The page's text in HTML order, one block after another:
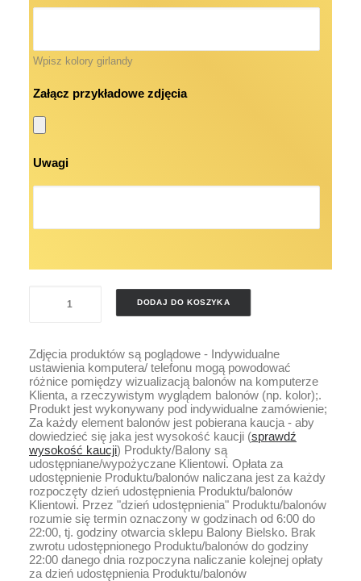
Wpisz kolory girlandy
Załącz przykładowe zdjęcia
Uwagi
ŚCIANKA
GIRLANDA
1000
ZŁ
DODAJ DO KOSZYKA
Zdjęcia produktów są poglądowe - Indywidualne
ustawienia komputera/ telefonu mogą powodować
różnice pomiędzy wizualizacją balonów na komputerze
Klienta, a rzeczywistym wyglądem balonów (np. kolor);.
Produkt jest wykonywany pod indywidualne zamówienie;
Za każdy element balonów jest pobierana kaucja - aby
dowiedzieć się jaka jest wysokość kaucji (sprawdź
wysokość kaucji) Produkty/Balony są
udostępniane/wypożyczane Klientowi. Opłata za
udostępnienie Produktu/balonów naliczana jest za każdy
rozpoczęty dzień udostępnienia Produktu/balonów
Klientowi. Przez "dzień udostępnienia" Produktu/balonów
rozumie się termin oznaczony w godzinach od 6:00 do
22:00, tj. godziny otwarcia sklepu Balony Bielsko. Brak
zwrotu udostępnionego Produktu/balonów do godziny
22:00 danego dnia rozpoczyna naliczanie kolejnej opłaty
za dzień udostępnienia Produktu/balonów